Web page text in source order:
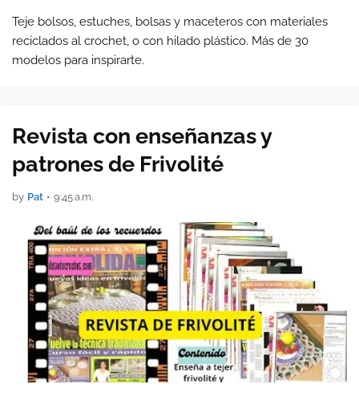
Teje bolsos, estuches, bolsas y maceteros con materiales
reciclados al crochet, o con hilado plástico. Más de 30
modelos para inspirarte.
Revista con enseñanzas y
patrones de Frivolité
by Pat • 9:45 a.m.